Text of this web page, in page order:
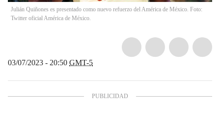
Julián Quiñones es presentado como nuevo refuerzo del América de México. Foto:
Twitter oficial América de México.
03/07/2023 - 20:50 GMT-5